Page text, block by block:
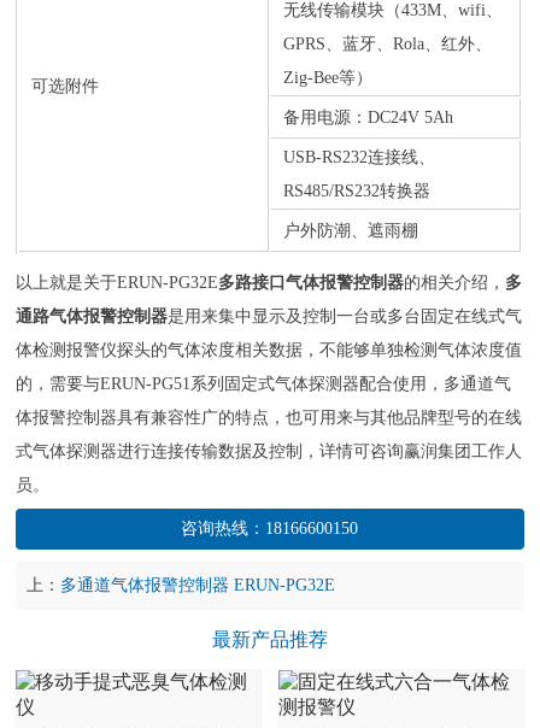
可选附件
无线传输模块（433M、wifi、
GPRS、蓝牙、Rola、红外、
Zig-Bee等）
备用电源：DC24V 5Ah
USB-RS232连接线、
RS485/RS232转换器
户外防潮、遮雨棚
以上就是关于ERUN-PG32E多路接口气体报警控制器的相关介绍， 多
通路气体报警控制器是用来集中显示及控制一台或多台固定在线式气
体检测报警仪探头的气体浓度相关数据，不能够单独检测气体浓度值
的，需要与ERUN-PG51系列固定式气体探测器配合使用，多通道气
体报警控制器具有兼容性广的特点，也可用来与其他品牌型号的在线
式气体探测器进行连接传输数据及控制，详情可咨询赢润集团工作人
员。
咨询热线： 18166600150
上： 多通道气体报警控制器 ERUN-PG32E
最新产品推荐